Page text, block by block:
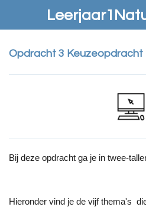
de
Opdracht 3 Keuzeopdracht
Bij deze opdracht ga je in twee-
Hieronder vind je de vijf thema's